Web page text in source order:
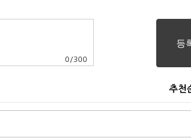
0 /300
추천